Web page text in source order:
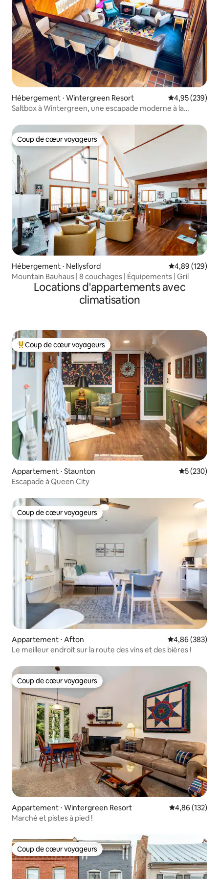
Hébergement ⋅ Wintergreen Resort Évaluation
4,95 (239)
Saltbox à Wintergreen, une escapade moderne à la
Coup de cœur voyageurs
Coup de cœur voyageurs
Hébergement ⋅ Nellysford Évaluation
4,89 (129)
Mountain Bauhaus | 8 couchages | Équipements | Gril
Locations d'appartements avec
climatisation
Coups de cœur voyageurs les plus appréciés
Coup de cœur voyageurs
Appartement ⋅ Staunton Évaluation
5 (230)
Escapade à Queen City
Coup de cœur voyageurs
Coup de cœur voyageurs
Appartement ⋅ Afton Évaluation
4,86 (383)
Le meilleur endroit sur la route des vins et des bières !
Coup de cœur voyageurs
Coup de cœur voyageurs
Appartement ⋅ Wintergreen Resort Évaluation
4,86 (132)
Marché et pistes à pied !
Coup de cœur voyageurs
Coup de cœur voyageurs